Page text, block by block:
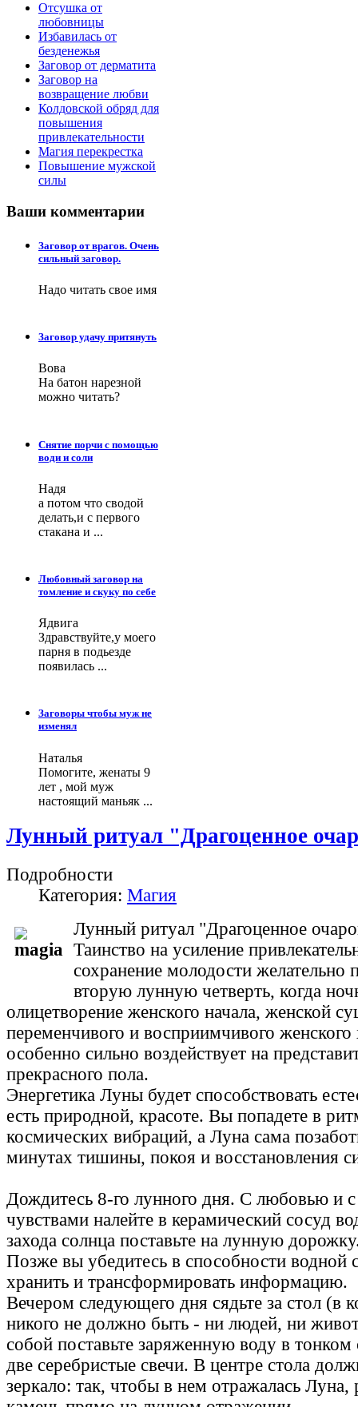
Отсушка от
любовницы
Избавилась от
безденежья
Заговор от дерматита
Заговор на
возвращение любви
Колдовской обряд для
повышения
привлекательности
Магия перекрестка
Повышение мужской
силы
Ваши комментарии
Заговор от врагов. Очень
сильный заговор.
Надо читать свое имя
Заговор удачу притянуть
Вова
На батон нарезной
можно читать?
Снятие порчи с помощью
води и соли
Надя
а потом что сводой
делать,и с первого
стакана и ...
Любовный заговор на
томление и скуку по себе
Ядвига
Здравствуйте,у моего
парня в подьезде
появилась ...
Заговоры чтобы муж не
изменял
Наталья
Помогите, женаты 9
лет , мой муж
настоящий маньяк ...
Лунный ритуал "Драгоценное
Подробности
Категория: Магия
Лунный ритуал "Драгоценное
Таинство на усиление
сохранение молодости желательно
вторую лунную четверть, когда
олицетворение женского начала, женской
переменчивого и восприимчивого женского
особенно сильно воздействует на
прекрасного пола.
Энергетика Луны будет способствовать
есть природной, красоте. Вы попадете в
космических вибраций, а Луна сама
минутах тишины, покоя и восстановления
Дождитесь 8-го лунного дня. С любовью и
чувствами налейте в керамический сосуд
захода солнца поставьте на лунную
Позже вы убедитесь в способности водной
хранить и трансформировать информацию.
Вечером следующего дня сядьте за стол (в
никого не должно быть - ни людей, ни
собой поставьте заряженную воду в тонком
две серебристые свечи. В центре стола
зеркало: так, чтобы в нем отражалась Луна,